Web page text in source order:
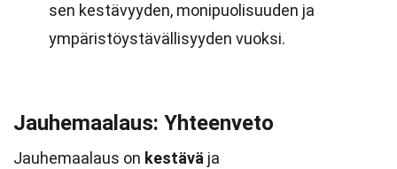
sen kestävyyden, monipuolisuuden ja
ympäristöystävällisyyden vuoksi.
Jauhemaalaus: Yhteenveto
Jauhemaalaus on kestävä ja